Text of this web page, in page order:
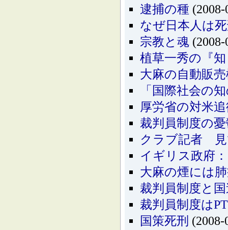
逮捕の種
なぜ日本人は
宗教と魂
植草一秀の『
大麻の自動販
「国際社会の
厚労省の対米
裁判員制度の
クラブ記者 見
イギリス政府
大麻の煙には
裁判員制度と
裁判員制度は
国策死刑 (2008-